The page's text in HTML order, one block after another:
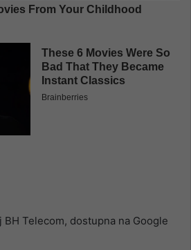
Telecom, dostupna na Google